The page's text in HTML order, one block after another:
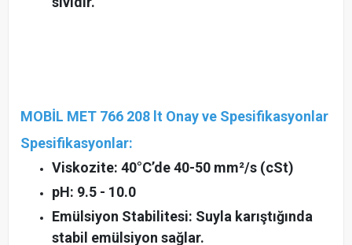
MOBİL MET 766 208 lt Onay ve Spesifikasyonlar
Spesifikasyonlar:
Viskozite: 40°C’de 40-50 mm²/s (cSt)
pH: 9.5 - 10.0
Emülsiyon Stabilitesi: Suyla karıştığında
stabil emülsiyon sağlar.